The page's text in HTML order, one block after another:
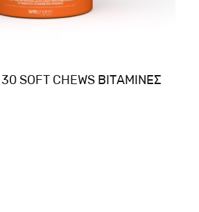
SOFT CHEWS ΒΙΤΑΜΙΝΕΣ